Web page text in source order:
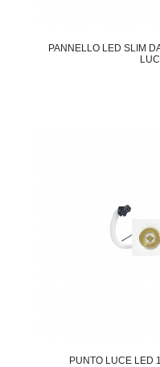
PANNELLO LED SLIM
PUNTO LUCE LED